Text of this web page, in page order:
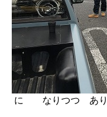
に なりつつ あ